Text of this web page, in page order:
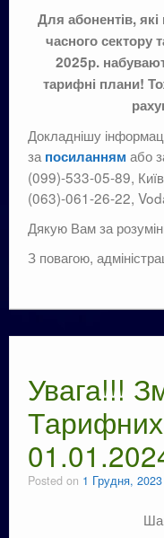
Для абонентів,
часного сектору
2025р.
тарифні плани!
Докладнішу
за посиланням або
(099)-533-05-89,
(063)-061-26-22,
Дякую Вам за
З повагою,
Увага!!!
Posted on 1 Грудня, 2023